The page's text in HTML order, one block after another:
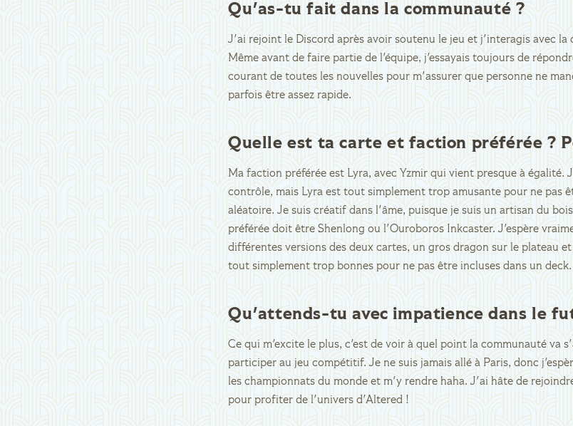
Qu'as-tu fait dans la communauté ?
J'ai rejoint le Discord après avoir soutenu le jeu et j'interagis avec
Même avant de faire partie de l'équipe, j'essayais toujours de
courant de toutes les nouvelles pour m'assurer que personne ne
parfois être assez rapide.
Quelle est ta carte et faction préférée ?
Ma faction préférée est Lyra, avec Yzmir qui vient presque à égalité.
contrôle, mais Lyra est tout simplement trop amusante pour ne pas
aléatoire. Je suis créatif dans l'âme, puisque je suis un artisan du
préférée doit être Shenlong ou l'Ouroboros Inkcaster. J'espère
différentes versions des deux cartes, un gros dragon sur le plateau
tout simplement trop bonnes pour ne pas être incluses dans un deck.
Qu'attends-tu avec impatience dans le
Ce qui m'excite le plus, c'est de voir à quel point la communauté va
participer au jeu compétitif. Je ne suis jamais allé à Paris, donc
les championnats du monde et m'y rendre haha. J'ai hâte de
pour profiter de l'univers d'Altered !